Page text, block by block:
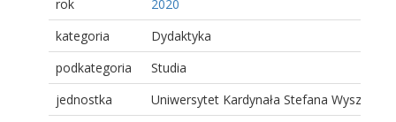
rok
2020
kategoria
Dydaktyka
podkategoria
Studia
jednostka
Uniwersytet Kardynała Stefana